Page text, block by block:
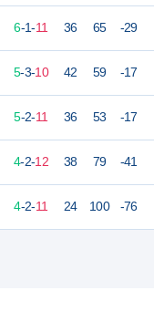
6-1-11 36 65 -29
5-3-10 42 59 -17
5-2-11 36 53 -17
4-2-12 38 79 -41
4-2-11 24 100 -76